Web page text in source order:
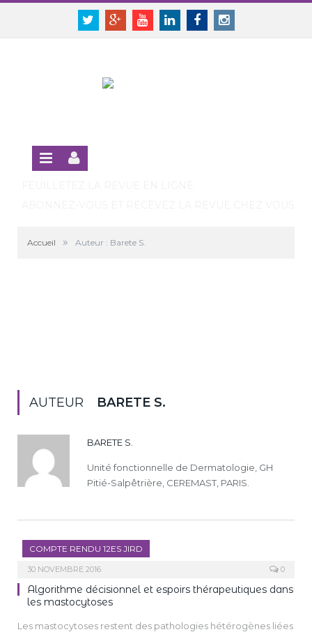
Panneau de gestion des cookies
TwitterGoogle+YoutubeLinkedinFacebookInstagram
SE CONNECTER
Accueil » Auteur : Barete S.
AUTEUR BARETE S.
BARETE S.
Unité fonctionnelle de Dermatologie, GH
Pitié-Salpêtrière, CEREMAST, PARIS.
COMPTE RENDU 12ES JIRD
30 NOVEMBRE 2016 0
Algorithme décisionnel et espoirs thérapeutiques dans
les mastocytoses
Les mastocytoses restent des pathologies hétérogènes liées